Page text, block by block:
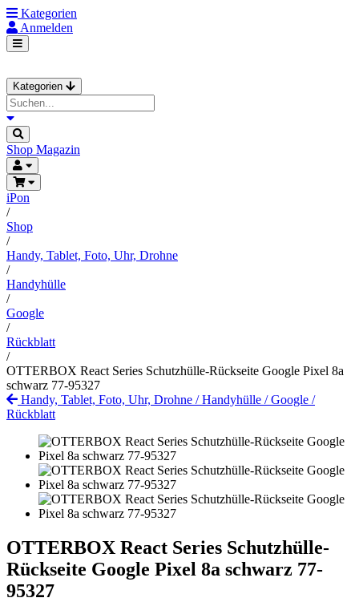
Kategorien
Anmelden
Kategorien
Shop Magazin
iPon
/
Shop
/
Handy, Tablet, Foto, Uhr, Drohne
/
Handyhülle
/
Google
/
Rückblatt
/
OTTERBOX React Series Schutzhülle-Rückseite Google Pixel 8a
schwarz 77-95327
Handy, Tablet, Foto, Uhr, Drohne /Handyhülle /Google /
Rückblatt
OTTERBOX React Series Schutzhülle-
Rückseite Google Pixel 8a schwarz 77-
95327